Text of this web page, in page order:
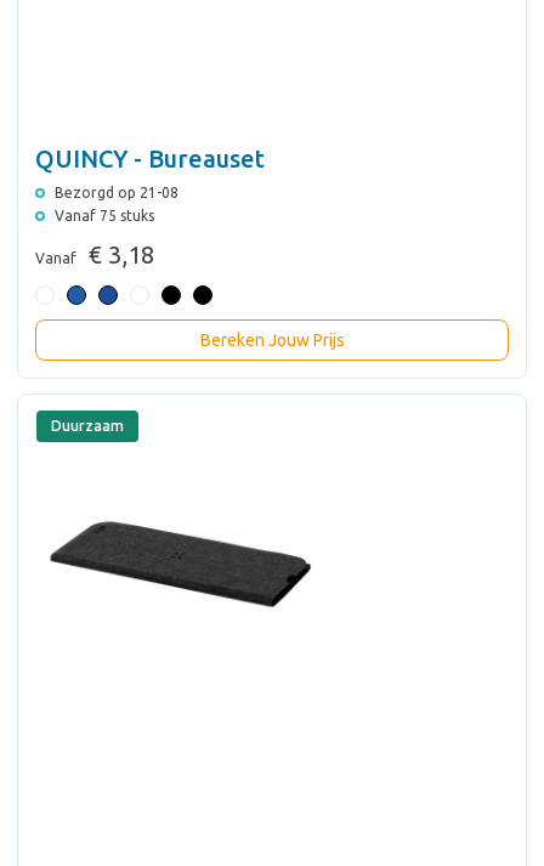
QUINCY - Bureauset
Bezorgd op 21-08
Vanaf 75 stuks
Vanaf € 3,18
Bereken Jouw Prijs
Duurzaam